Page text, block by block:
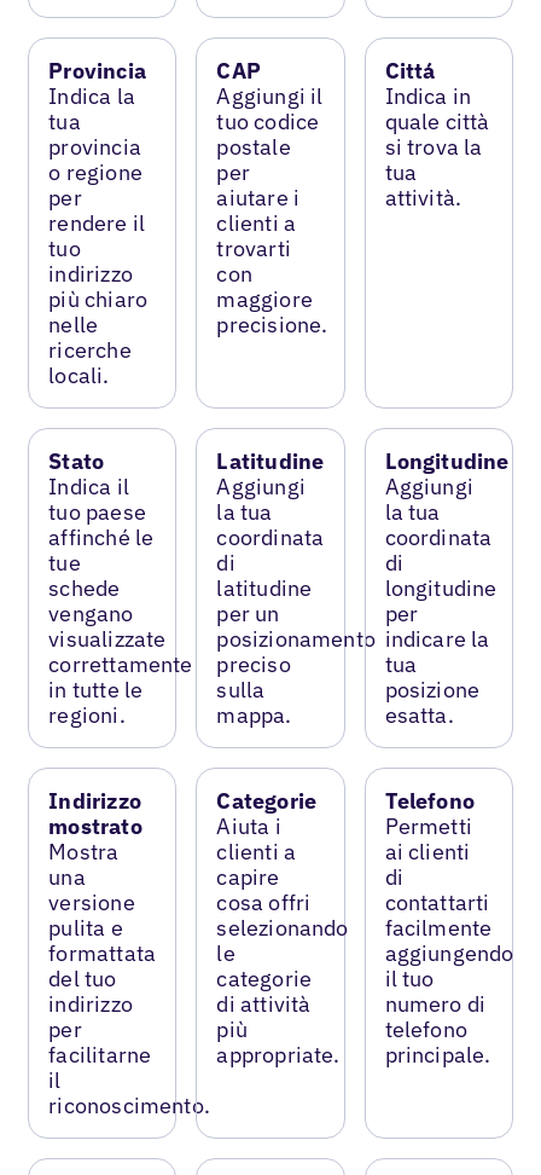
Provincia
Indica la
tua
provincia
o regione
per
rendere il
tuo
indirizzo
più chiaro
nelle
ricerche
locali.
CAP
Aggiungi il
tuo codice
postale
per
aiutare i
clienti a
trovarti
con
maggiore
precisione.
Cittá
Indica in
quale città
si trova la
tua
attività.
Stato
Indica il
tuo paese
affinché le
tue
schede
vengano
visualizzate
correttamente
in tutte le
regioni.
Latitudine
Aggiungi
la tua
coordinata
di
latitudine
per un
posizionamento
preciso
sulla
mappa.
Longitudine
Aggiungi
la tua
coordinata
di
longitudine
per
indicare la
tua
posizione
esatta.
Indirizzo
mostrato
Mostra
una
versione
pulita e
formattata
del tuo
indirizzo
per
facilitarne
il
riconoscimento.
Categorie
Aiuta i
clienti a
capire
cosa offri
selezionando
le
categorie
di attività
più
appropriate.
Telefono
Permetti
ai clienti
di
contattarti
facilmente
aggiungendo
il tuo
numero di
telefono
principale.